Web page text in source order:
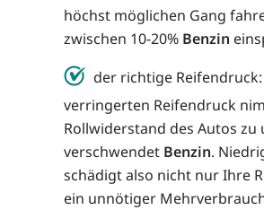
höchst möglichen Gang
zwischen 10-20% Benzin
der richtige
verringerten Reifendruck
Rollwiderstand des Autos zu
verschwendet Benzin.
schädigt also nicht nur Ihre
ein unnötiger